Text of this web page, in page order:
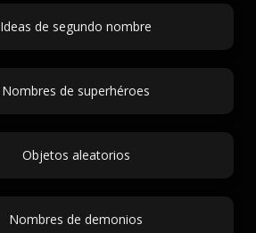
Ideas de segundo nombre
Nombres de superhéroes
Objetos aleatorios
Nombres de demonios